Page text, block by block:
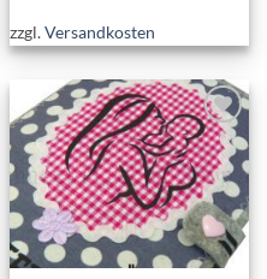
zzgl.Versandkosten
Add to
wishlist